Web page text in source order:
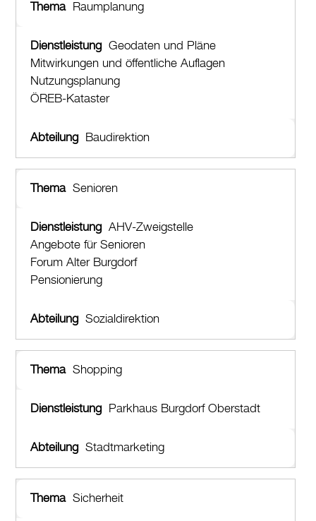
Raumplanung
Geodaten und Pläne
Mitwirkungen und öffentliche Auflagen
Nutzungsplanung
ÖREB-Kataster
Baudirektion
Senioren
AHV-Zweigstelle
Angebote für Senioren
Forum Alter Burgdorf
Pensionierung
Sozialdirektion
Shopping
Parkhaus Burgdorf Oberstadt
Stadtmarketing
Sicherheit